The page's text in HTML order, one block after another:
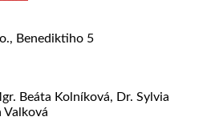
Benediktiho 5
Beáta Kolníková, Dr. Sylvia
Valková